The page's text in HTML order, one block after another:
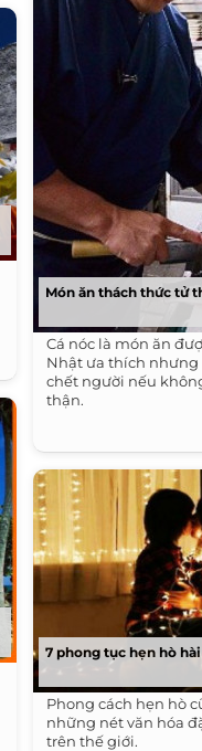
Món ăn thách thức tử
Cá nóc là món ăn
Nhật ưa thích
chết người nếu
thận.
7 phong tục hẹn hò
Phong cách hẹn hò
những nét văn hóa
trên thế giới.